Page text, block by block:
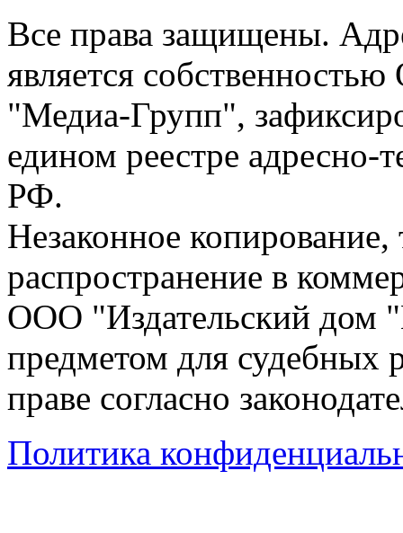
Все права защищены.
является
"Медиа-Групп",
едином реестре адресно-
РФ.
Незаконное
распространение в
ООО "Издательский дом
предметом для судебных
праве согласно
Политика